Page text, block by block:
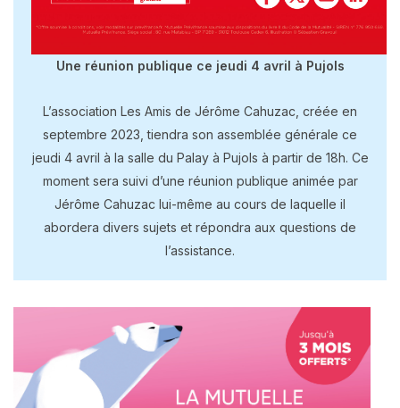
Une réunion publique ce jeudi 4 avril à Pujols
L’association Les Amis de Jérôme Cahuzac, créée en
septembre 2023, tiendra son assemblée générale ce
jeudi 4 avril à la salle du Palay à Pujols à partir de 18h. Ce
moment sera suivi d’une réunion publique animée par
Jérôme Cahuzac lui-même au cours de laquelle il
abordera divers sujets et répondra aux questions de
l’assistance.